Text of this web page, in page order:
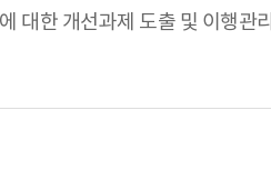
대한 개선과제 도출 및 이행관리